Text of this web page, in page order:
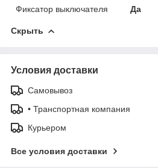
Фиксатор выключателя
Да
Скрыть
Условия доставки
Самовывоз
• Транспортная компания
Курьером
Все условия доставки